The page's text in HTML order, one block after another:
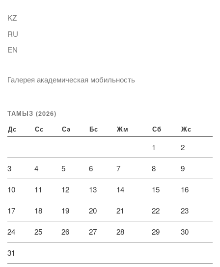
KZ
RU
EN
Галерея академическая мобильность
ТАМЫЗ (2026)
Дс Сс Сә Бс Жм Сб Жс
1 2
3 4 5 6 7 8 9
10 11 12 13 14 15 16
17 18 19 20 21 22 23
24 25 26 27 28 29 30
31